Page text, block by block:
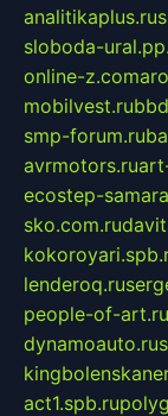
analitikaplus.ru
sloboda-
online-z.com
mobilvest.ru
smp-forum.ru
avrmotors.ru
ecostep-
sko.com.ru
lenderoq.ru
people-of-art.ru
dynamoauto.ru
act1.spb.ru